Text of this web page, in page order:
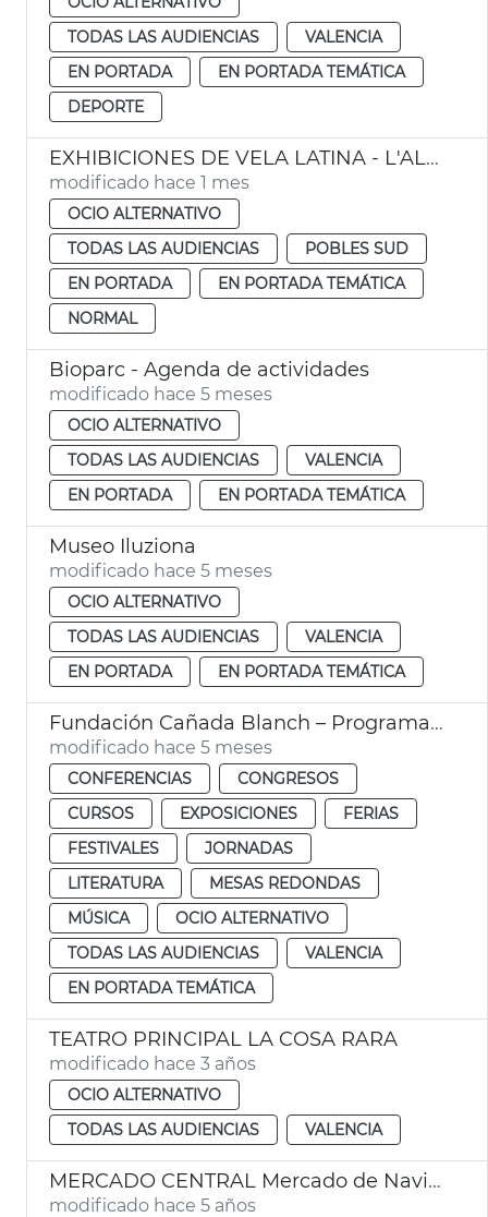
TODAS LAS AUDIENCIAS
VALENCIA
EN PORTADA
EN PORTADA TEMÁTICA
DEPORTE
EXHIBICIONES DE VELA LATINA - L'ALBUFERA
modificado hace 1 mes
OCIO ALTERNATIVO
TODAS LAS AUDIENCIAS
POBLES SUD
EN PORTADA
EN PORTADA TEMÁTICA
NORMAL
Bioparc - Agenda de actividades
modificado hace 5 meses
OCIO ALTERNATIVO
TODAS LAS AUDIENCIAS
VALENCIA
EN PORTADA
EN PORTADA TEMÁTICA
Museo Iluziona
modificado hace 5 meses
OCIO ALTERNATIVO
TODAS LAS AUDIENCIAS
VALENCIA
EN PORTADA
EN PORTADA TEMÁTICA
Fundación Cañada Blanch – Programación cultural
modificado hace 5 meses
CONFERENCIAS
CONGRESOS
CURSOS
EXPOSICIONES
FERIAS
FESTIVALES
JORNADAS
LITERATURA
MESAS REDONDAS
MÚSICA
OCIO ALTERNATIVO
TODAS LAS AUDIENCIAS
VALENCIA
EN PORTADA TEMÁTICA
TEATRO PRINCIPAL LA COSA RARA
modificado hace 3 años
OCIO ALTERNATIVO
TODAS LAS AUDIENCIAS
VALENCIA
MERCADO CENTRAL Mercado de Navidad
modificado hace 5 años